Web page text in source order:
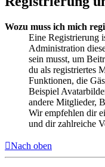
Wozu muss ich mich
Eine Registrierung
Administration
sein musst, um
du als registriertes
Funktionen, die
Beispiel
andere Mitglieder,
Wir empfehlen dir
und dir zahlreiche
Nach oben